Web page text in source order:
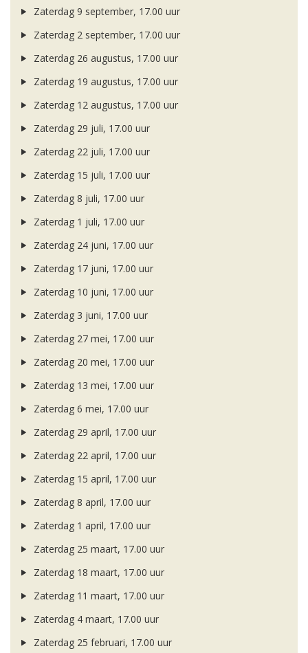
Zaterdag 9 september, 17.00 uur
Zaterdag 2 september, 17.00 uur
Zaterdag 26 augustus, 17.00 uur
Zaterdag 19 augustus, 17.00 uur
Zaterdag 12 augustus, 17.00 uur
Zaterdag 29 juli, 17.00 uur
Zaterdag 22 juli, 17.00 uur
Zaterdag 15 juli, 17.00 uur
Zaterdag 8 juli, 17.00 uur
Zaterdag 1 juli, 17.00 uur
Zaterdag 24 juni, 17.00 uur
Zaterdag 17 juni, 17.00 uur
Zaterdag 10 juni, 17.00 uur
Zaterdag 3 juni, 17.00 uur
Zaterdag 27 mei, 17.00 uur
Zaterdag 20 mei, 17.00 uur
Zaterdag 13 mei, 17.00 uur
Zaterdag 6 mei, 17.00 uur
Zaterdag 29 april, 17.00 uur
Zaterdag 22 april, 17.00 uur
Zaterdag 15 april, 17.00 uur
Zaterdag 8 april, 17.00 uur
Zaterdag 1 april, 17.00 uur
Zaterdag 25 maart, 17.00 uur
Zaterdag 18 maart, 17.00 uur
Zaterdag 11 maart, 17.00 uur
Zaterdag 4 maart, 17.00 uur
Zaterdag 25 februari, 17.00 uur